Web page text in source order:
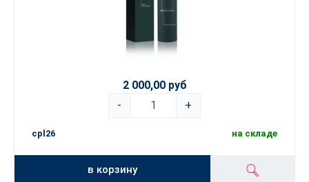
2 000,00 руб
-
+
cpl26 на складе
в корзину